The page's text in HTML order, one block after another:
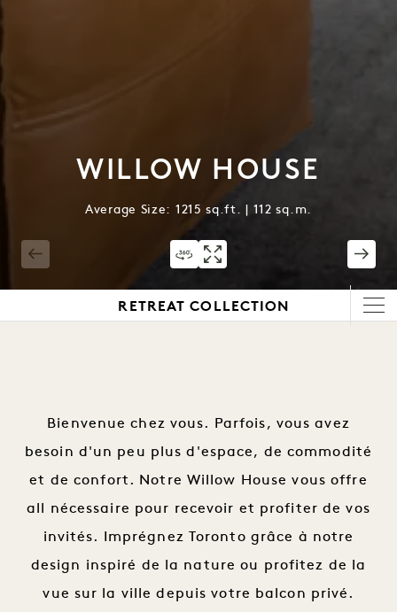
WILLOW HOUSE
Average Size: 1215 sq.ft. | 112 sq.m.
RETREAT COLLECTION
Bienvenue chez vous. Parfois, vous avez
besoin d'un peu plus d'espace, de commodité
et de confort. Notre Willow House vous offre
all nécessaire pour recevoir et profiter de vos
invités. Imprégnez Toronto grâce à notre
design inspiré de la nature ou profitez de la
vue sur la ville depuis votre balcon privé.